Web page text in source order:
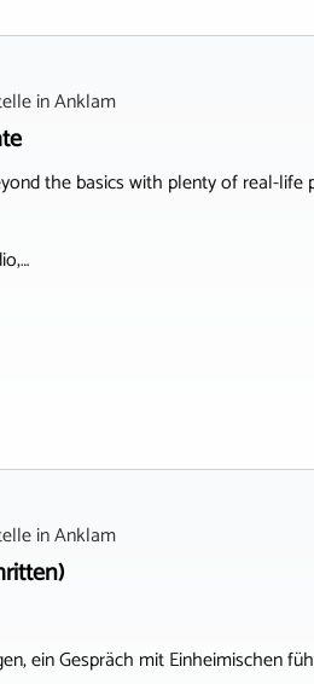
inAnklam
the basics with plenty of real-life
inAnklam
ein Gespräch mit Einheimischen